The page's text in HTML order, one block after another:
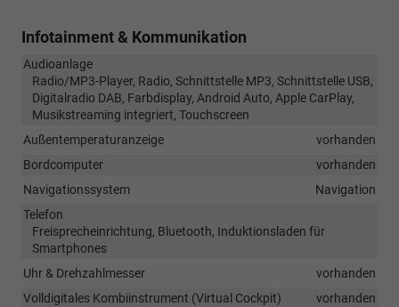
Infotainment & Kommunikation
Audioanlage
Radio/MP3-Player, Radio, Schnittstelle MP3, Schnittstelle USB,
Digitalradio DAB, Farbdisplay, Android Auto, Apple CarPlay,
Musikstreaming integriert, Touchscreen
Außentemperaturanzeige
vorhanden
Bordcomputer
vorhanden
Navigationssystem
Navigation
Telefon
Freisprecheinrichtung, Bluetooth, Induktionsladen für
Smartphones
Uhr & Drehzahlmesser
vorhanden
Volldigitales Kombiinstrument (Virtual Cockpit)
vorhanden